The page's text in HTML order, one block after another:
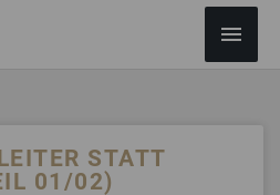
STATT
01/02)